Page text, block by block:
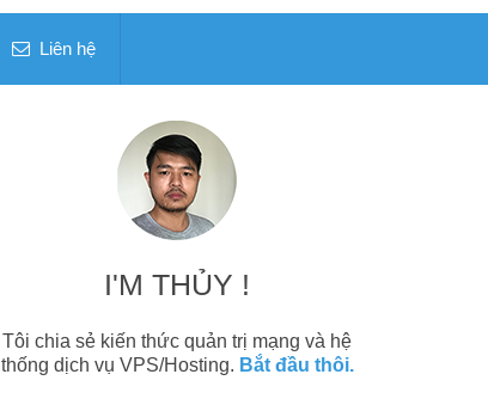
Liên hệ
I'M THỦY !
Tôi chia sẻ kiến thức quản trị mạng và hệ
thống dịch vụ VPS/Hosting. Bắt đầu thôi.